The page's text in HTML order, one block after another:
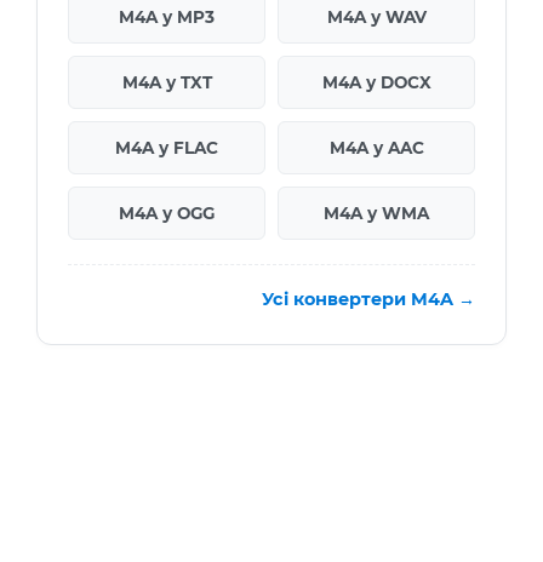
M4A у MP3 M4A у WAV
M4A у TXT M4A у DOCX
M4A у FLAC M4A у AAC
M4A у OGG M4A у WMA
Усі конвертери M4A →